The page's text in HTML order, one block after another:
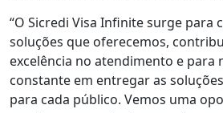
“O Sicredi Visa Infinite surge para
soluções que oferecemos,
excelência no atendimento e para
constante em entregar as
para cada público. Vemos uma